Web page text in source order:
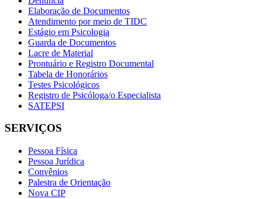
Elaboração de Documentos
Atendimento por meio de TIDC
Estágio em Psicologia
Guarda de Documentos
Lacre de Material
Prontuário e Registro Documental
Tabela de Honorários
Testes Psicológicos
Registro de Psicóloga/o Especialista
SATEPSI
SERVIÇOS
Pessoa Física
Pessoa Jurídica
Convênios
Palestra de Orientação
Nova CIP